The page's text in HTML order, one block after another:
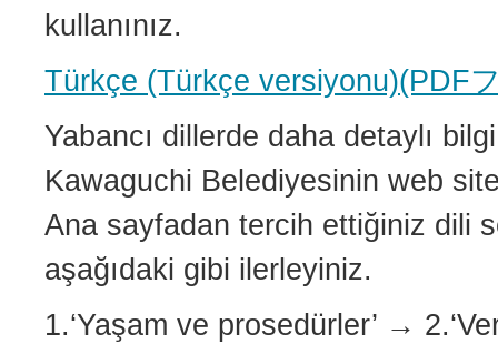
kullanınız.
Türkçe (Türkçe versiyonu)(PDF
Yabancı dillerde daha detaylı
Kawaguchi Belediyesinin web
Ana sayfadan tercih ettiğiniz dili
aşağıdaki gibi ilerleyiniz.
1.‘Yaşam ve prosedürler’ →